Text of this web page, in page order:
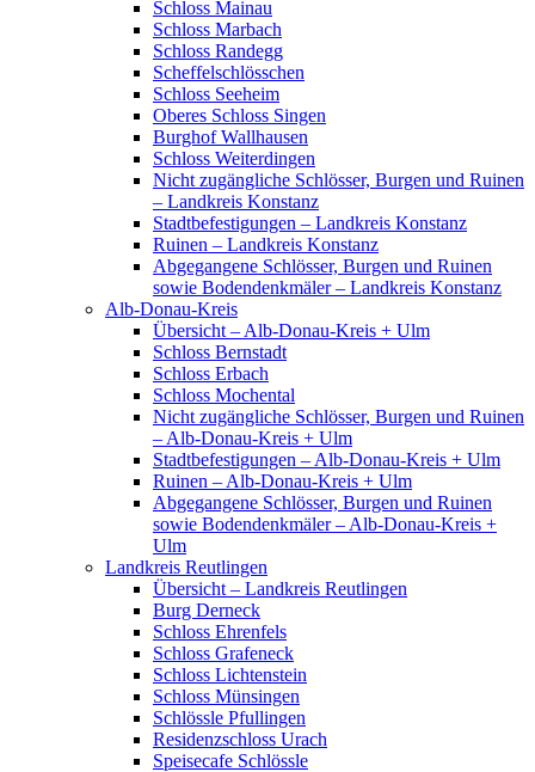
Schloss Mainau
Schloss Marbach
Schloss Randegg
Scheffelschlösschen
Schloss Seeheim
Oberes Schloss Singen
Burghof Wallhausen
Schloss Weiterdingen
Nicht zugängliche Schlösser, Burgen und Ruinen
– Landkreis Konstanz
Stadtbefestigungen – Landkreis Konstanz
Ruinen – Landkreis Konstanz
Abgegangene Schlösser, Burgen und Ruinen
sowie Bodendenkmäler – Landkreis Konstanz
Alb-Donau-Kreis
Übersicht – Alb-Donau-Kreis + Ulm
Schloss Bernstadt
Schloss Erbach
Schloss Mochental
Nicht zugängliche Schlösser, Burgen und Ruinen
– Alb-Donau-Kreis + Ulm
Stadtbefestigungen – Alb-Donau-Kreis + Ulm
Ruinen – Alb-Donau-Kreis + Ulm
Abgegangene Schlösser, Burgen und Ruinen
sowie Bodendenkmäler – Alb-Donau-Kreis +
Ulm
Landkreis Reutlingen
Übersicht – Landkreis Reutlingen
Burg Derneck
Schloss Ehrenfels
Schloss Grafeneck
Schloss Lichtenstein
Schloss Münsingen
Schlössle Pfullingen
Residenzschloss Urach
Speisecafe Schlössle